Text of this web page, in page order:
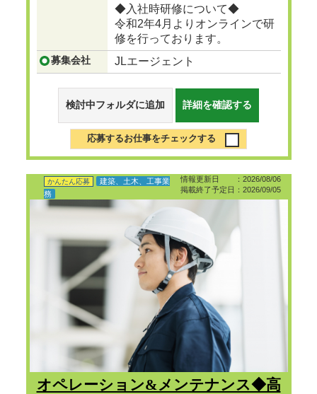
◆入社時研修について◆
令和2年4月よりオンラインで研
修を行っております。
募集会社 JLエージェント
検討中フォルダに追加 詳細を確認する
応募するお仕事をチェックする
情報更新日 ：2026/08/06
掲載終了予定日：2026/09/05
かんたん応募
建築、土木、工事業
務
オペレーション&メンテナンス◆高